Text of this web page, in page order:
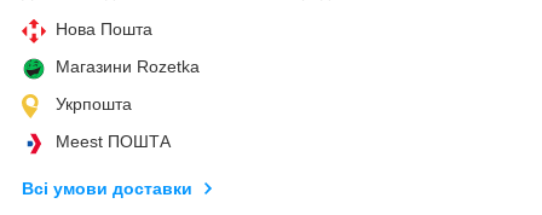
Нова Пошта
Магазини Rozetka
Укрпошта
Meest ПОШТА
Всі умови доставки